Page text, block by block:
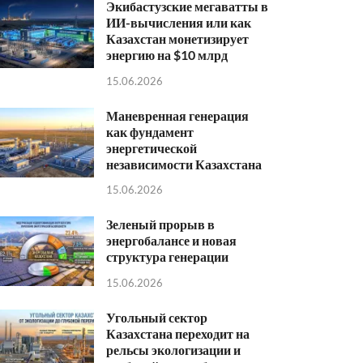
Экибастузские мегаватты в
ИИ-вычисления или как
Казахстан монетизирует
энергию на $10 млрд
15.06.2026
Маневренная генерация
как фундамент
энергетической
независимости Казахстана
15.06.2026
Зеленый прорыв в
энергобалансе и новая
структура генерации
15.06.2026
Угольный сектор
Казахстана переходит на
рельсы экологизации и